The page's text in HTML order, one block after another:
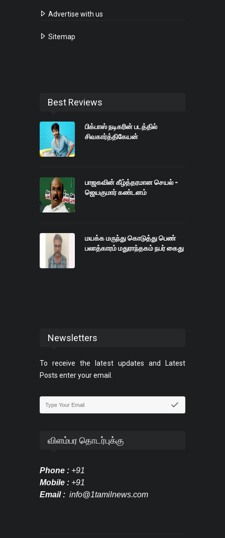
Advertise with us
Sitemap
Best Reviews
பிக்பாஸ் நடிகரின் படத்தில்
சிவகார்த்திகேயன்
பாஜகவின் கீழ்த்தரமான செயல் -
ஜெயகுமார் கண்டனம்
மயக்க மருந்து கொடுத்து பெண்
பலாத்காரம் மதுராந்தகம் நபர் கைது
Newsletters
To receive the latest updates and Latest
Posts enter your email.
விளம்பர தொடர்புக்கு
Phone : +91
Mobile : +91
Email : info@1tamilnews.com